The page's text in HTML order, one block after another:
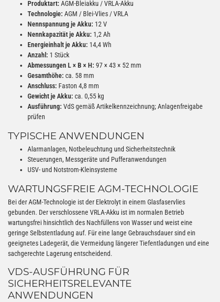
Produktart: AGM-Bleiakku / VRLA-Akku
Technologie: AGM / Blei-Vlies / VRLA
Nennspannung je Akku: 12 V
Nennkapazität je Akku: 1,2 Ah
Energieinhalt je Akku: 14,4 Wh
Anzahl: 1 Stück
Abmessungen L × B × H: 97 × 43 × 52 mm
Gesamthöhe: ca. 58 mm
Anschluss: Faston 4,8 mm
Gewicht je Akku: ca. 0,55 kg
Ausführung: VdS gemäß Artikelkennzeichnung; Anlagenfreigabe
prüfen
TYPISCHE ANWENDUNGEN
Alarmanlagen, Notbeleuchtung und Sicherheitstechnik
Steuerungen, Messgeräte und Pufferanwendungen
USV- und Notstrom-Kleinsysteme
WARTUNGSFREIE AGM-TECHNOLOGIE
Bei der AGM-Technologie ist der Elektrolyt in einem Glasfaservlies
gebunden. Der verschlossene VRLA-Akku ist im normalen Betrieb
wartungsfrei hinsichtlich des Nachfüllens von Wasser und weist eine
geringe Selbstentladung auf. Für eine lange Gebrauchsdauer sind ein
geeignetes Ladegerät, die Vermeidung längerer Tiefentladungen und eine
sachgerechte Lagerung entscheidend.
VDS-AUSFÜHRUNG FÜR
SICHERHEITSRELEVANTE
ANWENDUNGEN